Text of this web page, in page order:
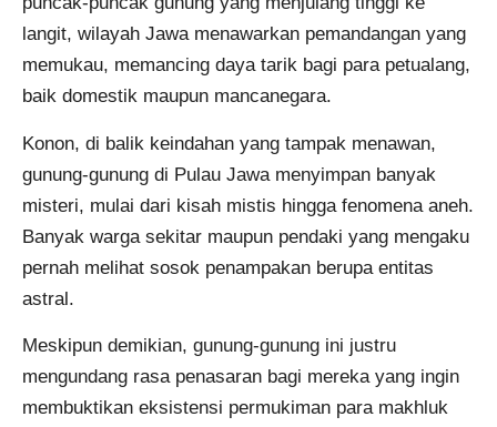
langit, wilayah Jawa menawarkan pemandangan yang
memukau, memancing daya tarik bagi para petualang,
baik domestik maupun mancanegara.
Konon, di balik keindahan yang tampak menawan,
gunung-gunung di Pulau Jawa menyimpan banyak
misteri, mulai dari kisah mistis hingga fenomena aneh.
Banyak warga sekitar maupun pendaki yang mengaku
pernah melihat sosok penampakan berupa entitas
astral.
Meskipun demikian, gunung-gunung ini justru
mengundang rasa penasaran bagi mereka yang ingin
membuktikan eksistensi permukiman para makhluk